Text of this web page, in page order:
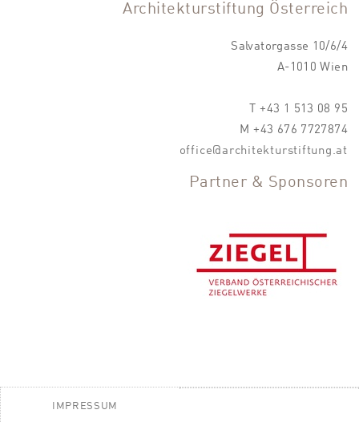
Architekturstiftung Österreich
Salvatorgasse 10/6/4
A-1010 Wien
T +43 1 513 08 95
M +43 676 7727874
office@architekturstiftung.at
Partner & Sponsoren
IMPRESSUM